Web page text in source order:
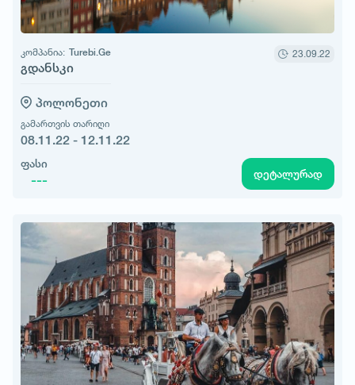
კომპანია: Turebi.Ge
გდანსკი
23.09.22
პოლონეთი
გამართვის თარიღი
08.11.22 - 12.11.22
ფასი
--- დეტალურად